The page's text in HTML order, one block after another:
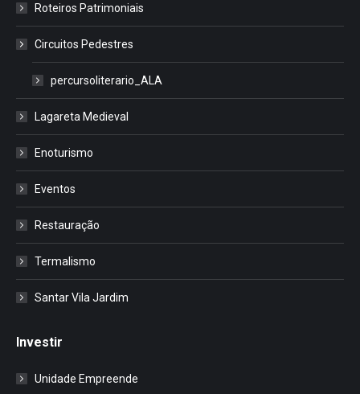
Roteiros Patrimoniais
Circuitos Pedestres
percursoliterario_ALA
Lagareta Medieval
Enoturismo
Eventos
Restauração
Termalismo
Santar Vila Jardim
Investir
Unidade Empreende